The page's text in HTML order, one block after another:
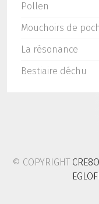
Pollen
Mouchoirs de
La résonance
Bestiaire déchu
© COPYRIGHT